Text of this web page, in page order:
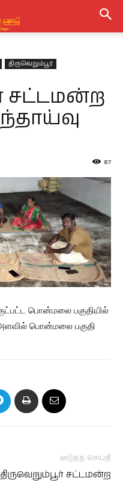
திருவெறும்பூர்
சட்டமன்ற
87
பொன்மலை பகுதியில்
பொன்மலை பகுதி
அடுத்த செய்தி
திருவெறும்பூர் சட்டமன்ற